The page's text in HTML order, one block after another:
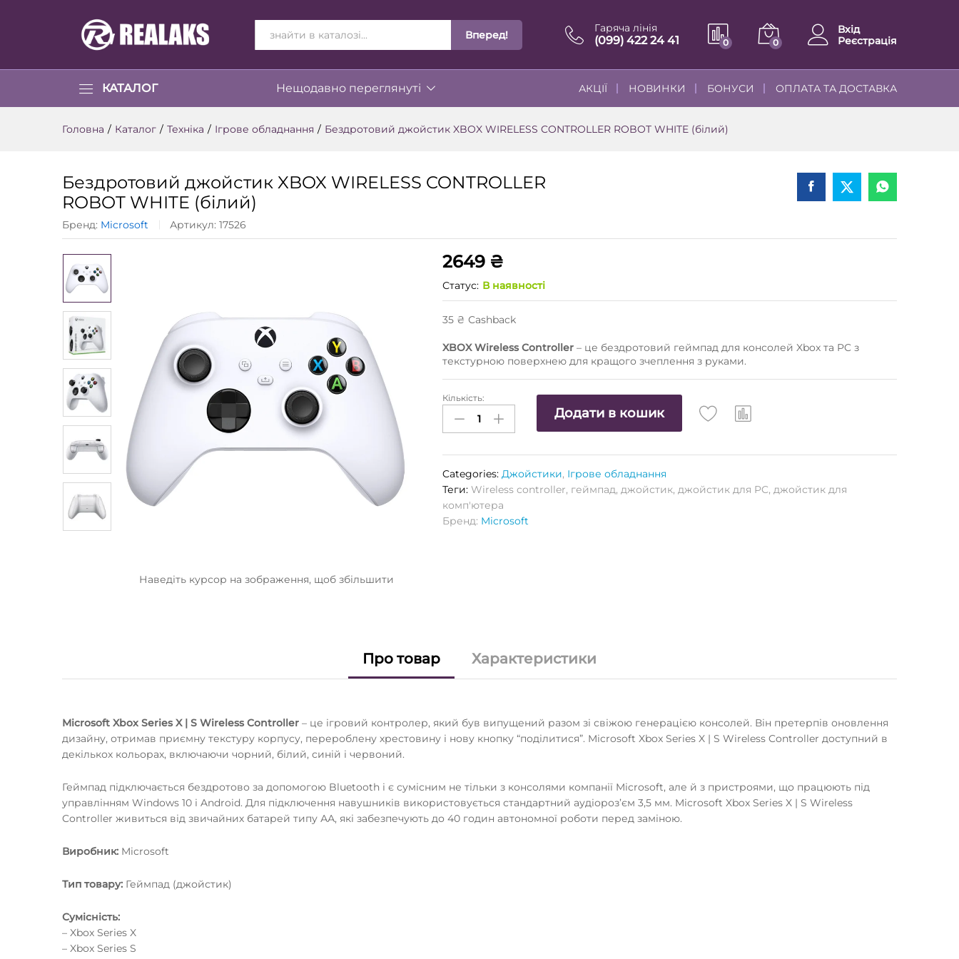
ВСІ КАТЕГОРІЇ Вперед!
Гаряча лінія
(099) 422 24 41 0 0
Вхід
Реєстрація
КАТАЛОГ Нещодавно переглянуті АКЦІЇ НОВИНКИ БОНУСИ ОПЛАТА ТА ДОСТАВКА
Головна / Каталог / Техніка / Ігрове обладнання / Бездротовий джойстик XBOX WIRELESS CONTROLLER ROBOT WHITE (білий)
Бездротовий джойстик XBOX WIRELESS CONTROLLER
ROBOT WHITE (білий)
Бренд: Microsoft Артикул: 17526
Наведіть курсор на зображення, щоб збільшити
2649 ₴
Статус: В наявності
35 ₴ Сashback
XBOX Wireless Controller– це бездротовий геймпад для консолей Xbox та PC з
текстурною поверхнею для кращого зчеплення з руками.
Бездротовий
джойстик
XBOX
ROBOT
WHITE
(білий)
Кількість
Кількість:
Додати в кошик
Categories:Джойстики, Ігрове обладнання
Теги:Wireless controller, геймпад,джойстик,джойстик для PC,джойстик для
комп'ютера
Бренд: Microsoft
Про товар Характеристики
Microsoft Xbox Series X | S Wireless Controller – це ігровий контролер, який був випущений разом зі свіжою генерацією консолей. Він претерпів оновлення
дизайну, отримав приємну текстуру корпусу, перероблену хрестовину і нову кнопку “поділитися”. Microsoft Xbox Series X | S Wireless Controller доступний в
декількох кольорах, включаючи чорний, білий, синій і червоний.
Геймпад підключається бездротово за допомогою Bluetooth і є сумісним не тільки з консолями компанії Microsoft, але й з пристроями, що працюють під
управлінням Windows 10 і Android. Для підключення навушників використовується стандартний аудіороз’єм 3,5 мм. Microsoft Xbox Series X | S Wireless
Controller живиться від звичайних батарей типу АА, які забезпечують до 40 годин автономної роботи перед заміною.
Виробник: Microsoft
Тип товару: Геймпад (джойстик)
Сумісність:
– Xbox Series X
– Xbox Series S